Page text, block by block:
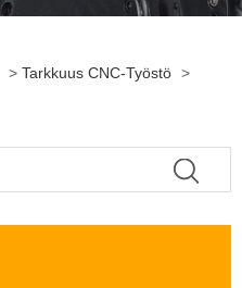
> Tarkkuus CNC-Työstö >